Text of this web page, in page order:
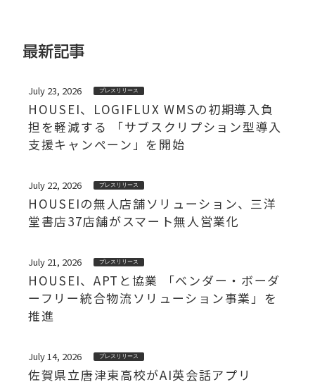
最新記事
July 23, 2026 プレスリリース
HOUSEI、LOGIFLUX WMSの初期導入負
担を軽減する 「サブスクリプション型導入
支援キャンペーン」を開始
July 22, 2026 プレスリリース
HOUSEIの無人店舗ソリューション、三洋
堂書店37店舗がスマート無人営業化
July 21, 2026 プレスリリース
HOUSEI、APTと協業 「ベンダー・ボーダ
ーフリー統合物流ソリューション事業」を
推進
July 14, 2026 プレスリリース
佐賀県立唐津東高校がAI英会話アプリ